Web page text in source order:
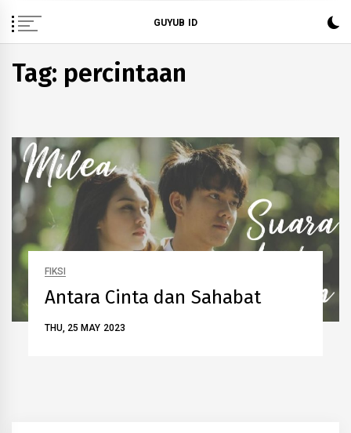
content
GUYUB ID
Tag: percintaan
FIKSI
Antara Cinta dan Sahabat
THU, 25 MAY 2023